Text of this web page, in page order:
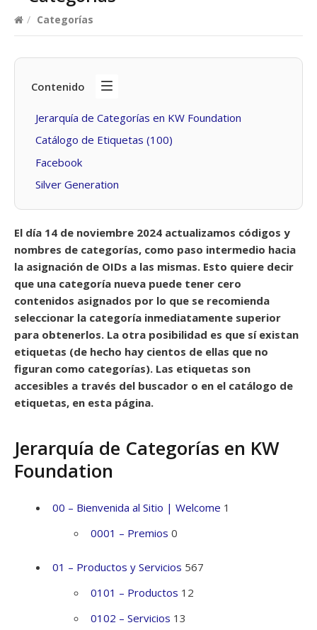
/ Categorías
Contenido
Jerarquía de Categorías en KW Foundation
Catálogo de Etiquetas (100)
Facebook
Silver Generation
El día 14 de noviembre 2024 actualizamos códigos y
nombres de categorías, como paso intermedio hacia
la asignación de OIDs a las mismas. Esto quiere decir
que una categoría nueva puede tener cero
contenidos asignados por lo que se recomienda
seleccionar la categoría inmediatamente superior
para obtenerlos. La otra posibilidad es que sí existan
etiquetas (de hecho hay cientos de ellas que no
figuran como categorías). Las etiquetas son
accesibles a través del buscador o en el catálogo de
etiquetas, en esta página.
Jerarquía de Categorías en KW
Foundation
00 – Bienvenida al Sitio | Welcome 1
0001 – Premios 0
01 – Productos y Servicios 567
0101 – Productos 12
0102 – Servicios 13